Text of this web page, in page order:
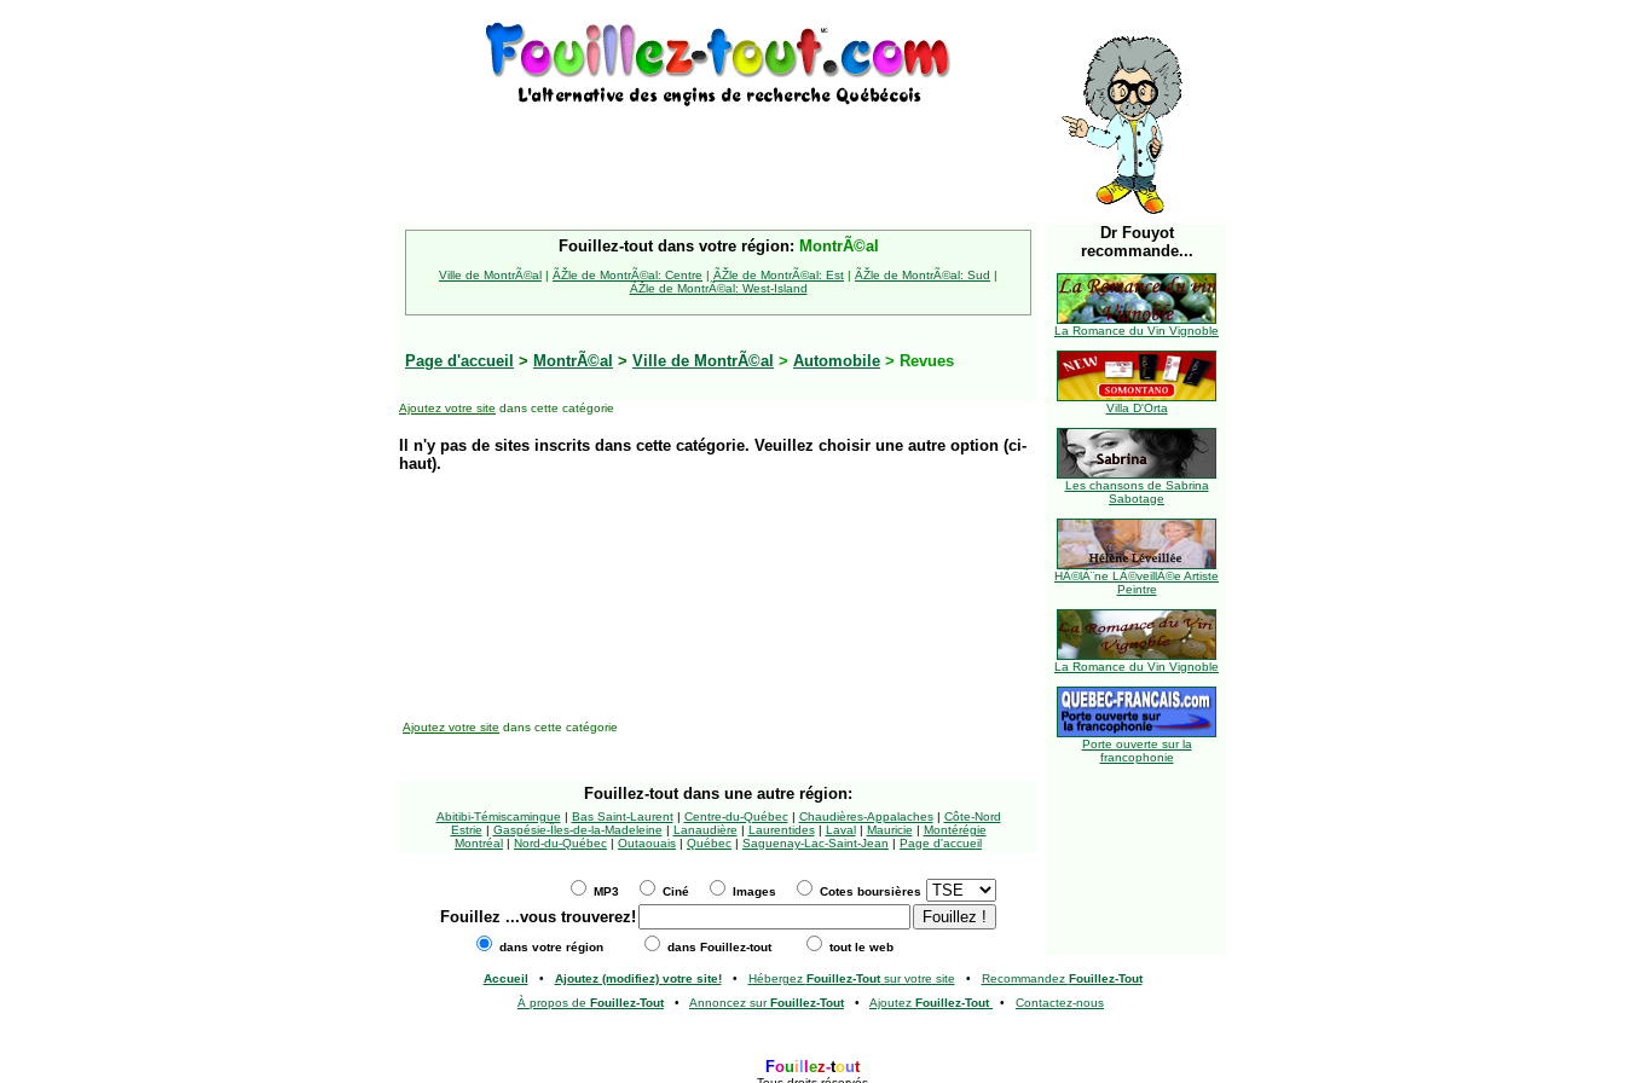
Fouillez-tout dans votre région: MontrÃ©al
Ville de MontrÃ©al | ÃŽle de MontrÃ©al: Centre | ÃŽle de MontrÃ©al: Est | ÃŽle de MontrÃ©al: Sud |
ÃŽle de MontrÃ©al: West-Island
Page d'accueil > MontrÃ©al > Ville de MontrÃ©al > Automobile > Revues
Ajoutez votre site dans cette catégorie
Il n'y pas de sites inscrits dans cette catégorie. Veuillez choisir une autre option (ci-
haut).
Dr Fouyot
recommande...
La Romance du Vin Vignoble
Villa D'Orta
Les chansons de Sabrina
Sabotage
HÃ©lÃ¨ne LÃ©veillÃ©e Artiste
Peintre
La Romance du Vin Vignoble
Porte ouverte sur la
francophonie
Ajoutez votre site dans cette catégorie
Fouillez-tout dans une autre région:
Abitibi-Témiscamingue | Bas Saint-Laurent| Centre-du-Québec| Chaudières-Appalaches| Côte-Nord
Estrie | Gaspésie-Îles-de-la-Madeleine | Lanaudière | Laurentides| Laval| Mauricie | Montérégie
Montréal | Nord-du-Québec | Outaouais | Québec | Saguenay-Lac-Saint-Jean | Page d'accueil
MP3 Ciné Images Cotes boursières
Fouillez ...vous trouverez!
dans votre région dans Fouillez-tout tout le web
Accueil • Ajoutez (modifiez) votre site!• Hébergez Fouillez-Toutsur votre site • Recommandez Fouillez-Tout
À propos de Fouillez-Tout• Annoncez surFouillez-Tout• Ajoutez Fouillez-Tout • Contactez-nous
Foui ez-tout